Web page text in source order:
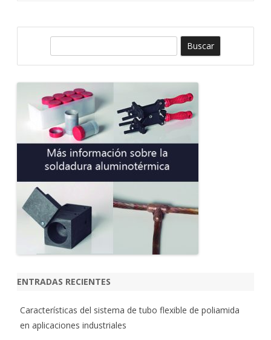
ENTRADAS RECIENTES
Características del sistema de tubo flexible de poliamida
en aplicaciones industriales